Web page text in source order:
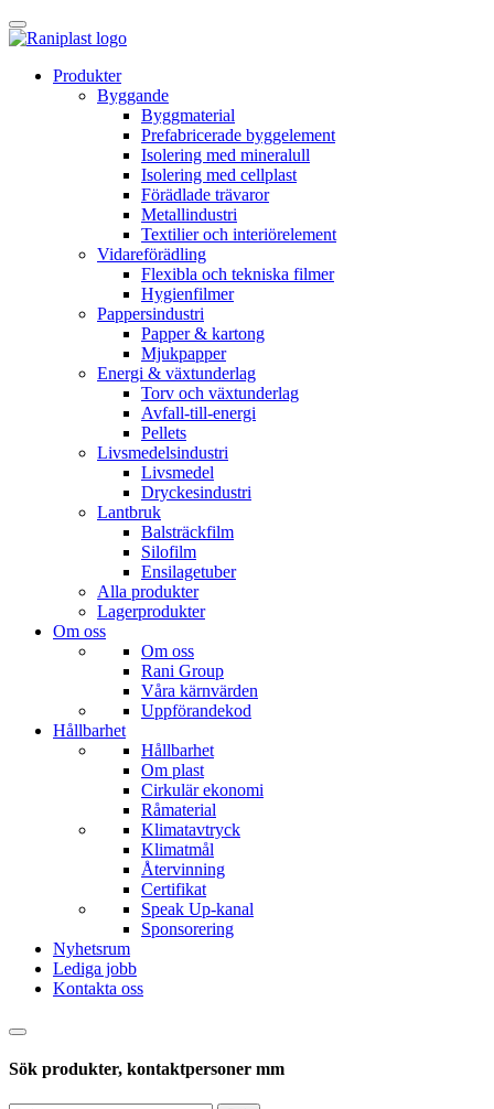
Skip
to
Produkter
Byggande
Byggmaterial
Prefabricerade byggelement
Isolering med mineralull
Isolering med cellplast
Förädlade trävaror
Metallindustri
Textilier och interiörelement
Vidareförädling
Flexibla och tekniska filmer
Hygienfilmer
Pappersindustri
Papper & kartong
Mjukpapper
Energi & växtunderlag
Torv och växtunderlag
Avfall-till-energi
Pellets
Livsmedelsindustri
Livsmedel
Dryckesindustri
Lantbruk
Balsträckfilm
Silofilm
Ensilagetuber
Alla produkter
Lagerprodukter
Om oss
Om oss
Rani Group
Våra kärnvärden
Uppförandekod
Hållbarhet
Hållbarhet
Om plast
Cirkulär ekonomi
Råmaterial
Klimatavtryck
Klimatmål
Återvinning
Certifikat
Speak Up-kanal
Sponsorering
Nyhetsrum
Lediga jobb
Kontakta oss
Sök
Sök produkter, kontaktpersoner mm